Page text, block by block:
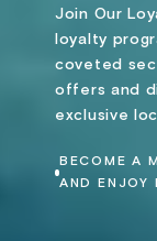
Join Our
loyalty
coveted
offers and
exclusive
BECOME A
AND ENJOY